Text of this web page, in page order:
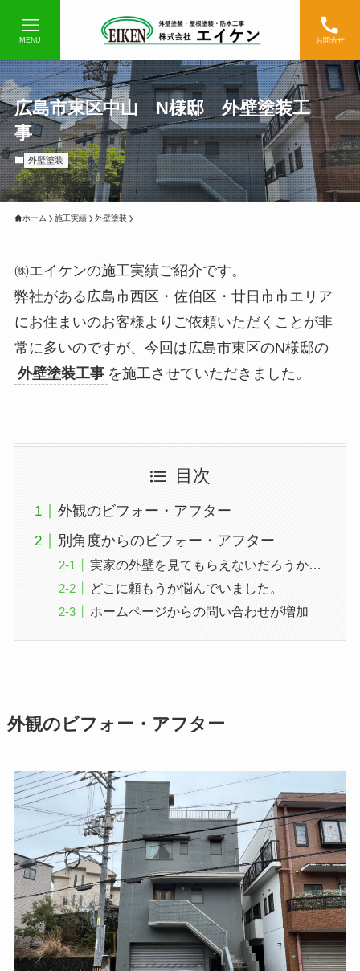
お問合せ
MENU
広島市東区中山 N様邸 外壁塗装工
事
外壁塗装
ホーム 施工実績 外壁塗装
㈱エイケンの施工実績ご紹介です。
弊社がある広島市西区・佐伯区・廿日市市エリア
にお住まいのお客様よりご依頼いただくことが非
常に多いのですが、今回は広島市東区のN様邸の
外壁塗装工事 を施工させていただきました。
目次
外観のビフォー・アフター
別角度からのビフォー・アフター
実家の外壁を見てもらえないだろうか…
どこに頼もうか悩んでいました。
ホームページからの問い合わせが増加
外観のビフォー・アフター